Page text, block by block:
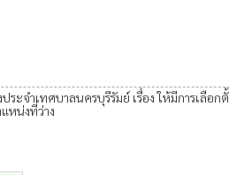
ระจำเทศบาลนครบุรีรัมย์ เรื่อง ให้มีการเลือก
หน่งที่ว่าง